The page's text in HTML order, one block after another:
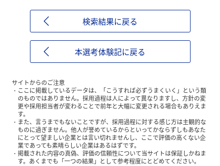
検索結果に戻る
本選考体験記に戻る
サイトからのご注意
ここに掲載しているデータは、「こうすれば必ずうまくいく」という類
のものではありません。採用過程は人によって異なりますし、方針の変
更や採用担当者が変わることで前年と大幅に変更される場合もありえま
す。
また、言うまでもないことですが、採用過程に対する感じ方は主観的な
ものに過ぎません。他人が誉めているからといってかならずしもあなた
にとって望ましい企業とは言い切れませんし、ここで評価の高くない企
業であっても素晴らしい企業はあるはずです。
掲載された内容の真偽、評価の信頼性について当サイトは保証しかねま
す。あくまでも「一つの結果」として参考程度にとどめてください。